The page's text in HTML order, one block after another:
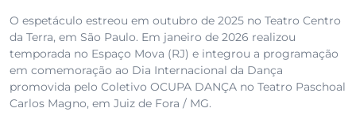
O espetáculo estreou em outubro de 2025 no Teatro Centro
da Terra, em São Paulo. Em janeiro de 2026 realizou
temporada no Espaço Mova (RJ) e integrou a programação
em comemoração ao Dia Internacional da Dança
promovida pelo Coletivo OCUPA DANÇA no Teatro Paschoal
Carlos Magno, em Juiz de Fora / MG.